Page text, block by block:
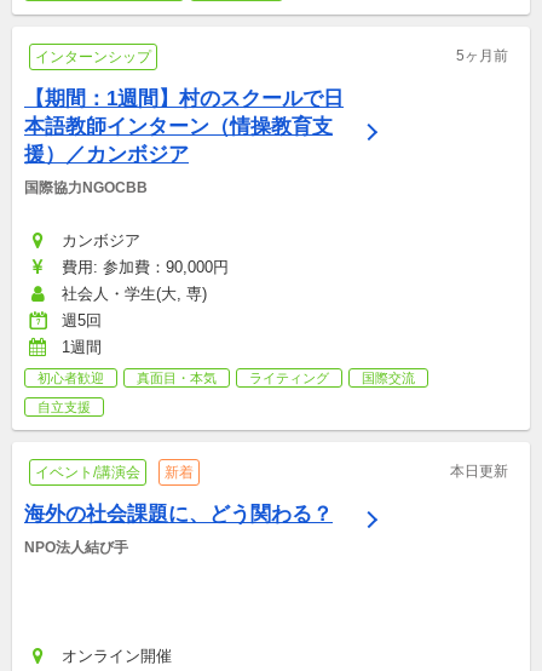
インターンシップ 5ヶ月前
【期間：1週間】村のスクールで日
本語教師インターン（情操教育支
援）／カンボジア
国際協力NGOCBB
カンボジア
費用: 参加費：90,000円
社会人・学生(大, 専)
週5回
1週間
初心者歓迎 真面目・本気 ライティング
国際交流
自立支援
イベント/講演会 新着 本日更新
海外の社会課題に、どう関わる？
NPO法人結び手
オンライン開催